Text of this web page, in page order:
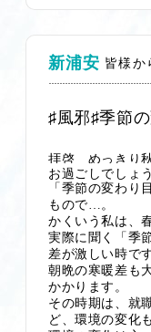
新浦安 皆様か
♯風邪♯季節
拝啓 めっきり
お過ごしでしょう
「季節の変わり
もので…。
かくいう私は、
実際に聞く「季
差が激しい時です
朝晩の寒暖差も
かかります。
その時期は、就
ど、環境の変化